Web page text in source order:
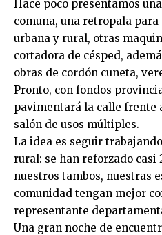
Hace poco presentamos
comuna, una retropala
urbana y rural, otras
cortadora de césped,
obras de cordón cuneta,
Pronto, con fondos
pavimentará la calle frente
salón de usos múltiples.
La idea es seguir
rural: se han reforzado casi
nuestros tambos, nuestras
comunidad tengan mejor
representante
Una gran noche de